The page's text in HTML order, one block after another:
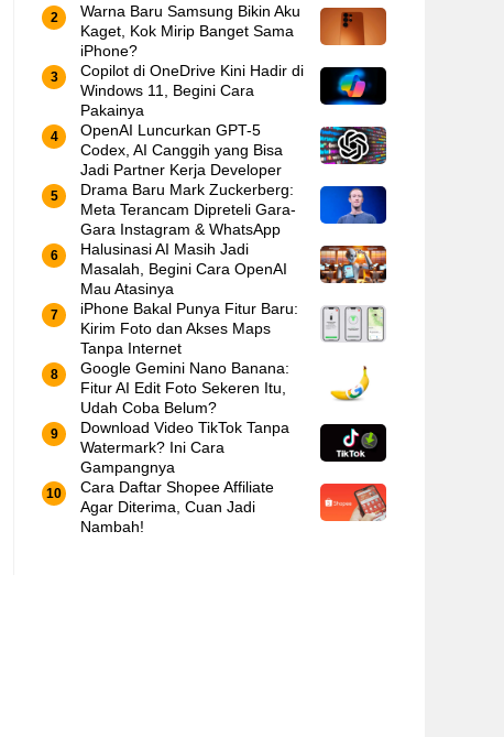
Warna Baru Samsung Bikin Aku
Kaget, Kok Mirip Banget Sama
iPhone?
Copilot di OneDrive Kini Hadir di
Windows 11, Begini Cara
Pakainya
OpenAI Luncurkan GPT-5
Codex, AI Canggih yang Bisa
Jadi Partner Kerja Developer
Drama Baru Mark Zuckerberg:
Meta Terancam Dipreteli Gara-
Gara Instagram & WhatsApp
Halusinasi AI Masih Jadi
Masalah, Begini Cara OpenAI
Mau Atasinya
iPhone Bakal Punya Fitur Baru:
Kirim Foto dan Akses Maps
Tanpa Internet
Google Gemini Nano Banana:
Fitur AI Edit Foto Sekeren Itu,
Udah Coba Belum?
Download Video TikTok Tanpa
Watermark? Ini Cara
Gampangnya
Cara Daftar Shopee Affiliate
Agar Diterima, Cuan Jadi
Nambah!